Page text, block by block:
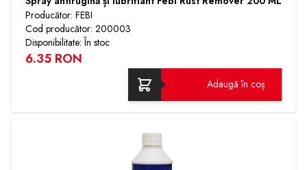
Producător: FEBI
Cod producător: 200003
Disponibilitate: În stoc
6.35 RON
Adaugă în coș